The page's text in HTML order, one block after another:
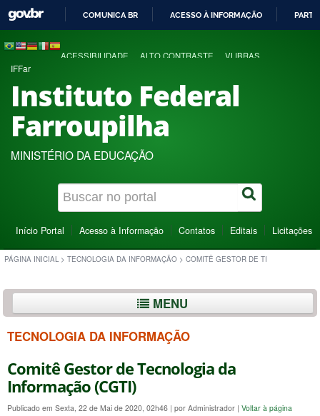
COMUNICA BR ACESSO À INFORMAÇÃO
ACESSIBILIDADE ALTO CONTRASTE VLIBRAS
IFFar
Instituto Federal
Farroupilha
MINISTÉRIO DA EDUCAÇÃO
Início Portal Acesso à Informação Contatos Editais Licitações
PÁGINA INICIAL > TECNOLOGIA DA INFORMAÇÃO > COMITÊ GESTOR DE TI
MENU
TECNOLOGIA DA INFORMAÇÃO
Comitê Gestor de Tecnologia da
Informação (CGTI)
Publicado em Sexta, 22 de Mai de 2020, 02h46 | por Administrador | Voltar à página